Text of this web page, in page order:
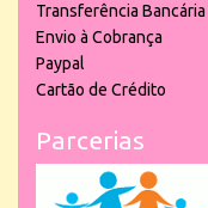
Transferência Bancária
Envio à Cobrança
Paypal
Cartão de Crédito
Parcerias